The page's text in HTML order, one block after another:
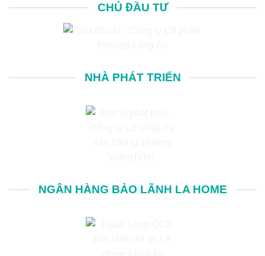
CHỦ ĐẦU TƯ
NHÀ PHÁT TRIỂN
NGÂN HÀNG BẢO LÃNH LA HOME